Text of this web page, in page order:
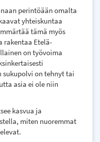
perintöään omalta
yhteiskuntaa
tämä myös
rakentaa Etelä-
on työvoima
sukupolvi on tehnyt tai
asia ei ole niin
kasvua ja
miten nuoremmat